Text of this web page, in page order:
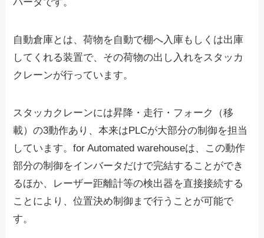
自動倉庫とは、荷物を自動で棚へ入庫もしくは出庫
してくれる装置で、その荷物の出し入れをスタッカ
クレーンが行っています。
スタッカクレーンには昇降・走行・フォーク（移
載）の3動作あり、本来はPLCが大部分の制御を担当
しています。for Automated warehouseは、この動作
部分の制御をインバータだけで完結することができ
るほか、レーザー距離計等の検出器を直接接続する
ことにより、位置決め制御まで行うことが可能で
す。